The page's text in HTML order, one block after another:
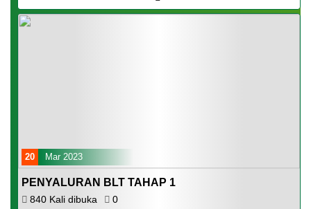
20 Mar 2023
PENYALURAN BLT TAHAP 1
840 Kali dibuka 0